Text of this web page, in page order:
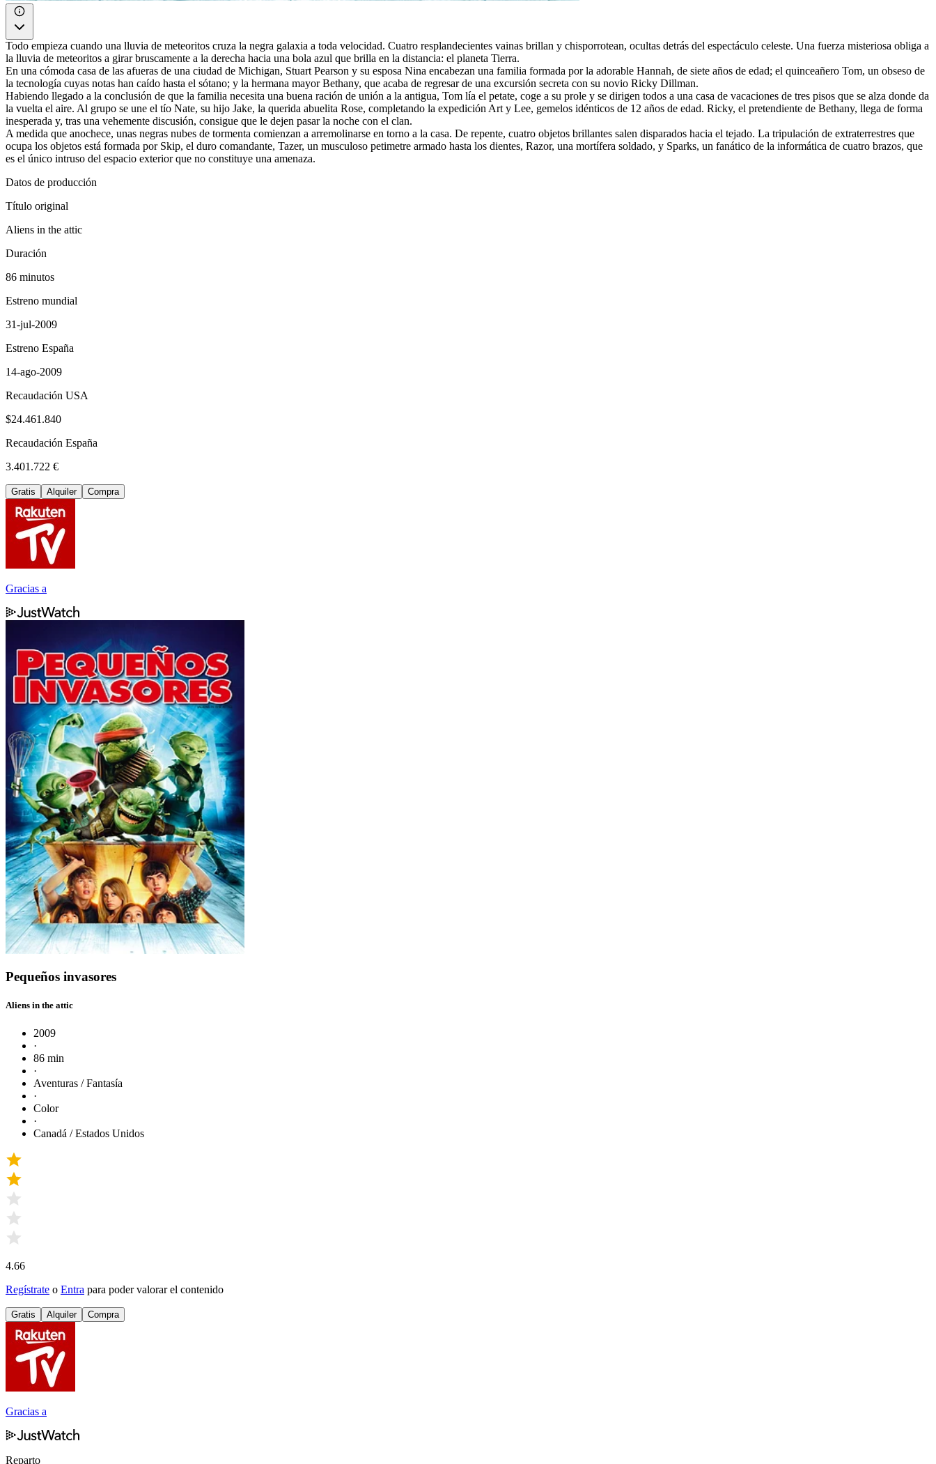
Todo empieza cuando una lluvia de meteoritos cruza la negra galaxia a toda velocidad. Cuatro resplandecientes vainas brillan y chisporrotean, ocultas detrás del espectáculo celeste. Una fuerza misteriosa obliga a
la lluvia de meteoritos a girar bruscamente a la derecha hacia una bola azul que brilla en la distancia: el planeta Tierra.
En una cómoda casa de las afueras de una ciudad de Michigan, Stuart Pearson y su esposa Nina encabezan una familia formada por la adorable Hannah, de siete años de edad; el quinceañero Tom, un obseso de
la tecnología cuyas notas han caído hasta el sótano; y la hermana mayor Bethany, que acaba de regresar de una excursión secreta con su novio Ricky Dillman.
Habiendo llegado a la conclusión de que la familia necesita una buena ración de unión a la antigua, Tom lía el petate, coge a su prole y se dirigen todos a una casa de vacaciones de tres pisos que se alza donde da
la vuelta el aire. Al grupo se une el tío Nate, su hijo Jake, la querida abuelita Rose, completando la expedición Art y Lee, gemelos idénticos de 12 años de edad. Ricky, el pretendiente de Bethany, llega de forma
inesperada y, tras una vehemente discusión, consigue que le dejen pasar la noche con el clan.
A medida que anochece, unas negras nubes de tormenta comienzan a arremolinarse en torno a la casa. De repente, cuatro objetos brillantes salen disparados hacia el tejado. La tripulación de extraterrestres que
ocupa los objetos está formada por Skip, el duro comandante, Tazer, un musculoso petimetre armado hasta los dientes, Razor, una mortífera soldado, y Sparks, un fanático de la informática de cuatro brazos, que
es el único intruso del espacio exterior que no constituye una amenaza.
Datos de producción
Título original
Aliens in the attic
Duración
86 minutos
Estreno mundial
31-jul-2009
Estreno España
14-ago-2009
Recaudación USA
$24.461.840
Recaudación España
3.401.722 €
Gratis Alquiler Compra
Gracias a
Pequeños invasores
Aliens in the attic
2009
·
86 min
·
Aventuras / Fantasía
·
Color
·
Canadá / Estados Unidos
4.66
Regístrate o Entra para poder valorar el contenido
Gratis Alquiler Compra
Gracias a
Reparto